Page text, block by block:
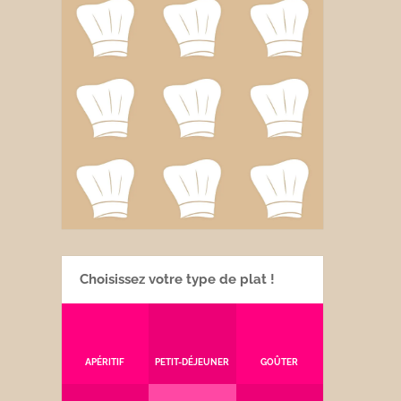
Choisissez votre type de plat !
APÉRITIF PETIT-DÉJEUNER GOÛTER